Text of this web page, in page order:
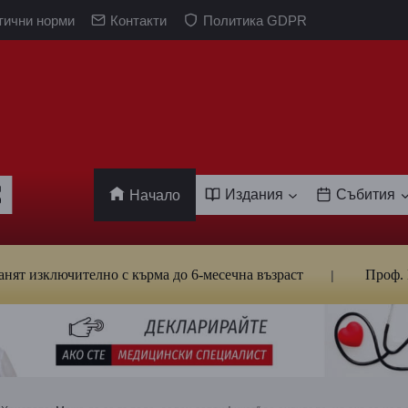
норми Контакти Политика GDPR
Начало Издания Събития
с кърма до 6-месечна възраст Проф.